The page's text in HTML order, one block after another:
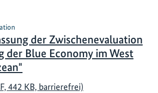
der Zwischenevaluation
der Blue Economy im West
442 KB, barrierefrei)